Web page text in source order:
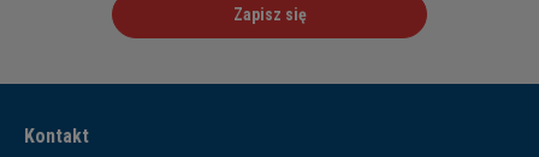
Zapisz się
Kontakt